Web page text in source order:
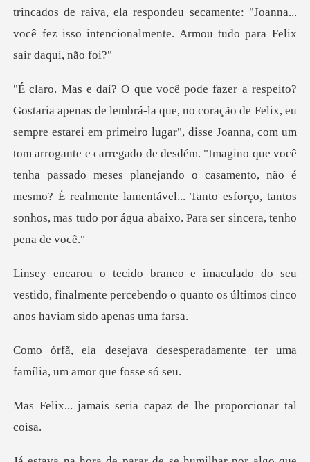
de raiva, ela respondeu secamente: "Joanna...
você fez isso
imeiro lugar", disse Joanna, com um
tom arrogante e carregado de desdém. "Imagino que você
tenha passado meses planejando o casamento
eu
vestido, finalmente percebendo o quanto os ú
speradamente ter uma
família
eria capaz de lhe pro